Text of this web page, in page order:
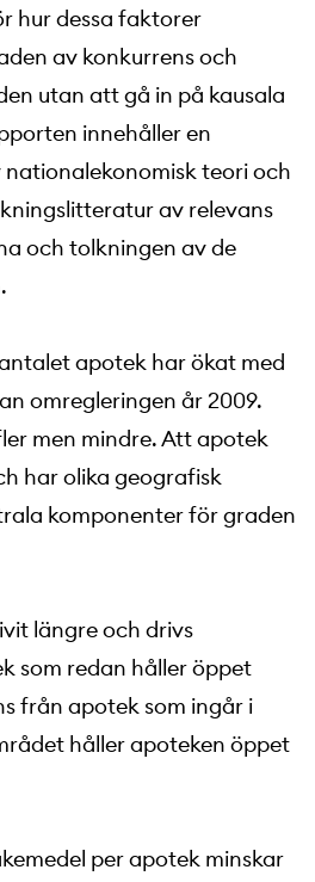
hur dessa faktorer
av konkurrens och
utan att gå in på kausala
innehåller en
teori och
av relevans
och tolkningen av de
apotek har ökat med
omregleringen år 2009.
men mindre. Att apotek
har olika geografisk
komponenter för graden
längre och drivs
som redan håller öppet
från apotek som ingår i
håller apoteken öppet
per apotek minskar